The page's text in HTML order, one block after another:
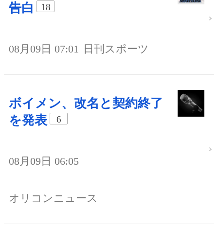
告白
18
08月09日 07:01 日刊スポーツ
ボイメン、改名と契約終了
を発表
6
08月09日 06:05
オリコンニュース